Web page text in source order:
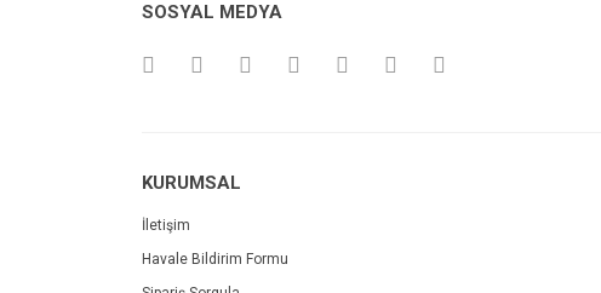
Ürün açıklamasında eksik bilgiler bulunuyor.
SOSYAL MEDYA
KURUMSAL
İletişim
Havale Bildirim Formu